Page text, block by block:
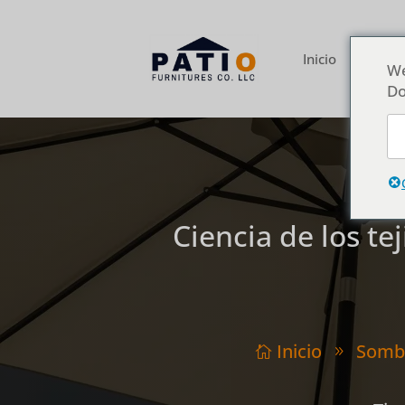
Inicio
Ciencia de los
 Inicio 9